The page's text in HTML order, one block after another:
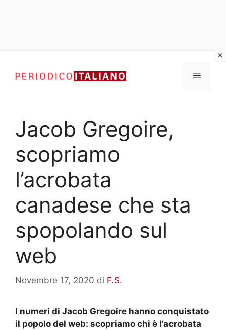
contenuto
Menu
Jacob Gregoire,
scopriamo
l’acrobata
canadese che sta
spopolando sul
web
Novembre 17, 2020 di F.S.
I numeri di Jacob Gregoire hanno conquistato
il popolo del web: scopriamo chi è l’acrobata